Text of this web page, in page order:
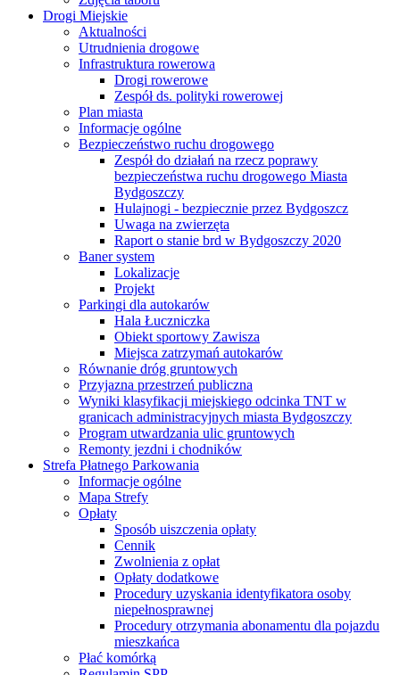
Drogi Miejskie
Aktualności
Utrudnienia drogowe
Infrastruktura rowerowa
Drogi rowerowe
Zespół ds. polityki rowerowej
Plan miasta
Informacje ogólne
Bezpieczeństwo ruchu drogowego
Zespół do działań na rzecz poprawy
bezpieczeństwa ruchu drogowego Miasta
Bydgoszczy
Hulajnogi - bezpiecznie przez Bydgoszcz
Uwaga na zwierzęta
Raport o stanie brd w Bydgoszczy 2020
Baner system
Lokalizacje
Projekt
Parkingi dla autokarów
Hala Łuczniczka
Obiekt sportowy Zawisza
Miejsca zatrzymań autokarów
Równanie dróg gruntowych
Przyjazna przestrzeń publiczna
Wyniki klasyfikacji miejskiego odcinka TNT w
granicach administracyjnych miasta Bydgoszczy
Program utwardzania ulic gruntowych
Remonty jezdni i chodników
Strefa Płatnego Parkowania
Informacje ogólne
Mapa Strefy
Opłaty
Sposób uiszczenia opłaty
Cennik
Zwolnienia z opłat
Opłaty dodatkowe
Procedury uzyskania identyfikatora osoby
niepełnosprawnej
Procedury otrzymania abonamentu dla pojazdu
mieszkańca
Płać komórką